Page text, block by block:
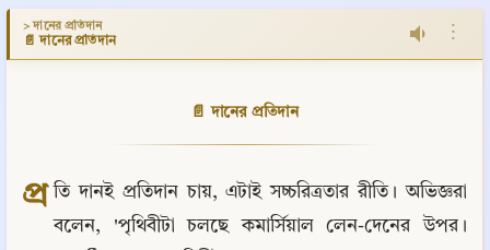
> দানের প্রতিদান
📄 দানের প্রতিদান ⋮
📄 দানের প্রতিদান
প্র তি দানই প্রতিদান চায়, এটাই সচ্চরিত্রতার রীতি। অভিজ্ঞরা
বলেন, 'পৃথিবীটা চলছে কমার্সিয়াল লেন-দেনের উপর।